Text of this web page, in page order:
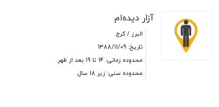
آزار دیده‌ام
البرز / کرج
تاریخ: 1388/11/09
محدوده زمانی: 14 تا 19 بعد از ظهر
محدوده سنی: زیر 18 سال